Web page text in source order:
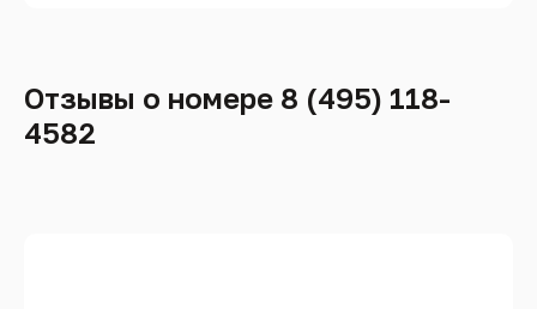
Отзывы о номере 8 (495) 118-
4582